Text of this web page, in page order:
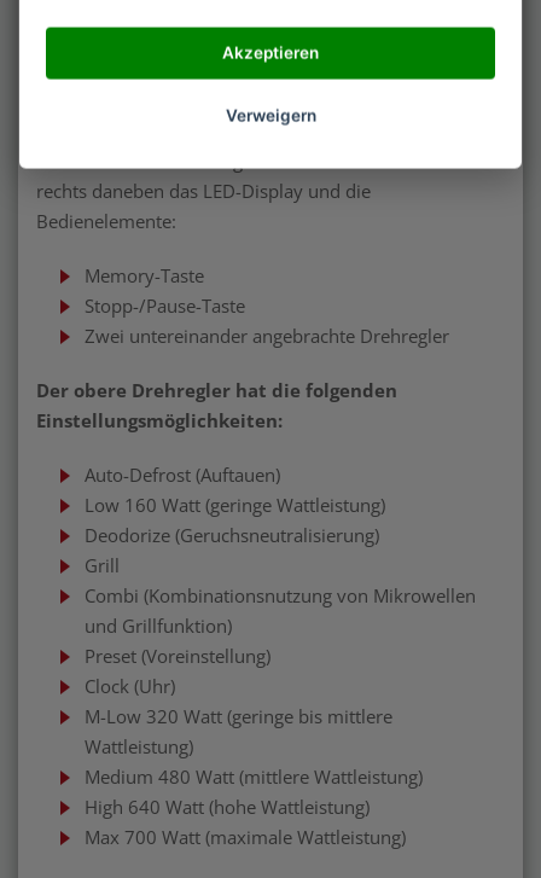
Öffnen und Schließen der Mikrowelle, die Sichtscheibe
rechts daneben das LED-Display und die
Bedienelemente:
Memory-Taste
Stopp-/Pause-Taste
Zwei untereinander angebrachte Drehregler
Der obere Drehregler hat die folgenden
Einstellungsmöglichkeiten:
Auto-Defrost (Auftauen)
Low 160 Watt (geringe Wattleistung)
Deodorize (Geruchsneutralisierung)
Grill
Combi (Kombinationsnutzung von Mikrowellen
und Grillfunktion)
Preset (Voreinstellung)
Clock (Uhr)
M-Low 320 Watt (geringe bis mittlere
Wattleistung)
Medium 480 Watt (mittlere Wattleistung)
High 640 Watt (hohe Wattleistung)
Max 700 Watt (maximale Wattleistung)
Akzeptieren
Verweigern